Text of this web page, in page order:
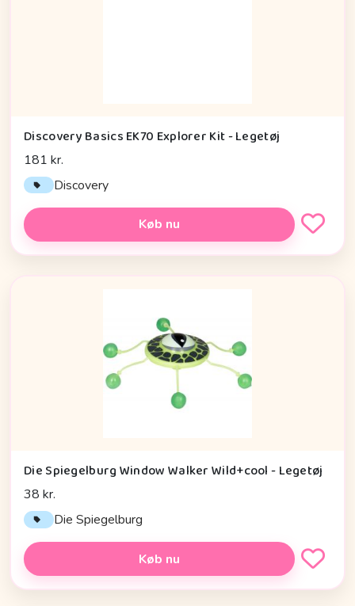
Discovery Basics EK70 Explorer Kit - Legetøj
181 kr.
Discovery
Køb nu
Die Spiegelburg Window Walker Wild+cool - Legetøj
38 kr.
Die Spiegelburg
Køb nu